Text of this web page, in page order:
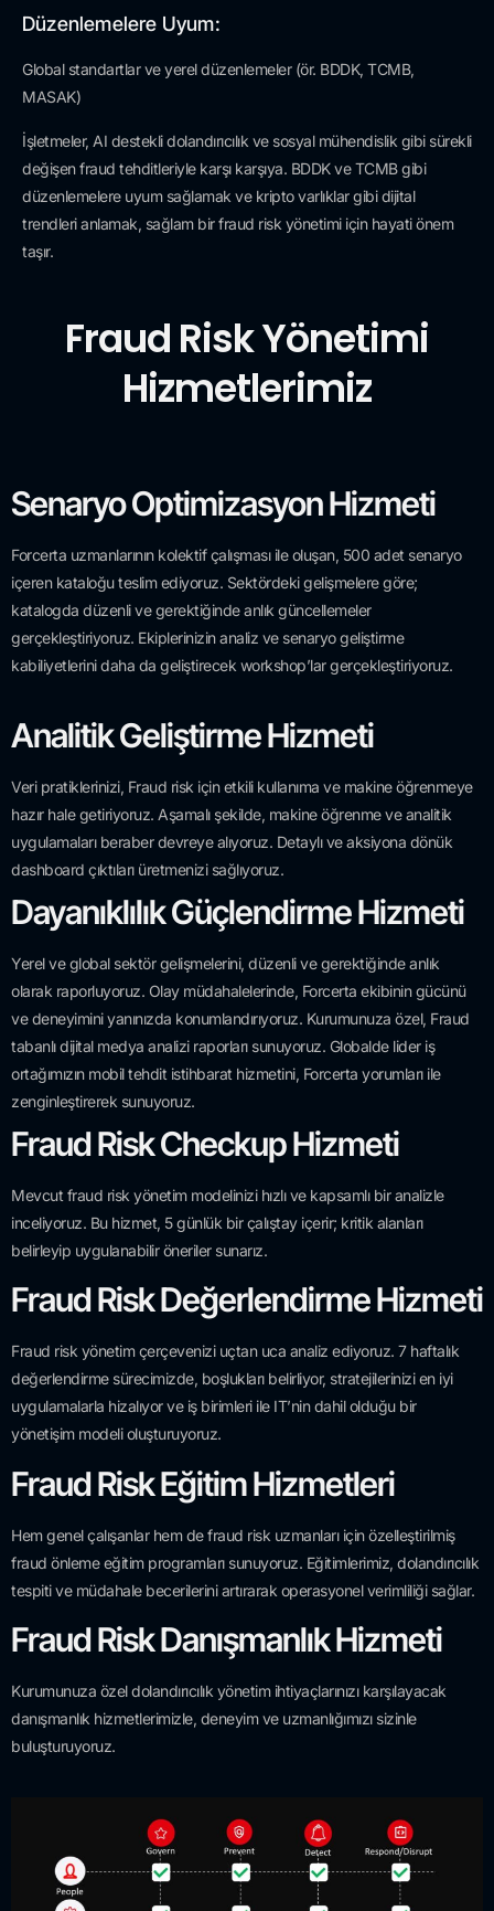
Düzenlemelere Uyum:
Global standartlar ve yerel düzenlemeler (ör. BDDK, TCMB,
MASAK)
İşletmeler, AI destekli dolandırıcılık ve sosyal mühendislik gibi sürekli
değişen fraud tehditleriyle karşı karşıya. BDDK ve TCMB gibi
düzenlemelere uyum sağlamak ve kripto varlıklar gibi dijital
trendleri anlamak, sağlam bir fraud risk yönetimi için hayati önem
taşır.
Fraud Risk Yönetimi
Hizmetlerimiz
Senaryo Optimizasyon Hizmeti
Forcerta uzmanlarının kolektif çalışması ile oluşan, 500 adet senaryo
içeren kataloğu teslim ediyoruz. Sektördeki gelişmelere göre;
katalogda düzenli ve gerektiğinde anlık güncellemeler
gerçekleştiriyoruz. Ekiplerinizin analiz ve senaryo geliştirme
kabiliyetlerini daha da geliştirecek workshop’lar gerçekleştiriyoruz.
Analitik Geliştirme Hizmeti
Veri pratiklerinizi, Fraud risk için etkili kullanıma ve makine öğrenmeye
hazır hale getiriyoruz. Aşamalı şekilde, makine öğrenme ve analitik
uygulamaları beraber devreye alıyoruz. Detaylı ve aksiyona dönük
dashboard çıktıları üretmenizi sağlıyoruz.
Dayanıklılık Güçlendirme Hizmeti
Yerel ve global sektör gelişmelerini, düzenli ve gerektiğinde anlık
olarak raporluyoruz. Olay müdahalelerinde, Forcerta ekibinin gücünü
ve deneyimini yanınızda konumlandırıyoruz. Kurumunuza özel, Fraud
tabanlı dijital medya analizi raporları sunuyoruz. Globalde lider iş
ortağımızın mobil tehdit istihbarat hizmetini, Forcerta yorumları ile
zenginleştirerek sunuyoruz.
Fraud Risk Checkup Hizmeti
Mevcut fraud risk yönetim modelinizi hızlı ve kapsamlı bir analizle
inceliyoruz. Bu hizmet, 5 günlük bir çalıştay içerir; kritik alanları
belirleyip uygulanabilir öneriler sunarız.
Fraud Risk Değerlendirme Hizmeti
Fraud risk yönetim çerçevenizi uçtan uca analiz ediyoruz. 7 haftalık
değerlendirme sürecimizde, boşlukları belirliyor, stratejilerinizi en iyi
uygulamalarla hizalıyor ve iş birimleri ile IT’nin dahil olduğu bir
yönetişim modeli oluşturuyoruz.
Fraud Risk Eğitim Hizmetleri
Hem genel çalışanlar hem de fraud risk uzmanları için özelleştirilmiş
fraud önleme eğitim programları sunuyoruz. Eğitimlerimiz, dolandırıcılık
tespiti ve müdahale becerilerini artırarak operasyonel verimliliği sağlar.
Fraud Risk Danışmanlık Hizmeti
Kurumunuza özel dolandırıcılık yönetim ihtiyaçlarınızı karşılayacak
danışmanlık hizmetlerimizle, deneyim ve uzmanlığımızı sizinle
buluşturuyoruz.